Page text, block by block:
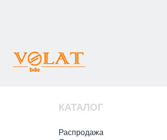
КАТАЛОГ
Распродажа